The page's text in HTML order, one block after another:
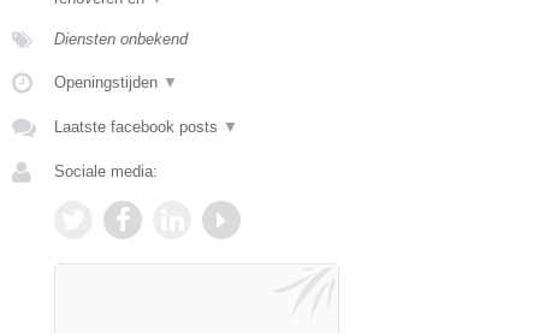
Diensten onbekend
Openingstijden ▼
Laatste facebook posts ▼
Sociale media: